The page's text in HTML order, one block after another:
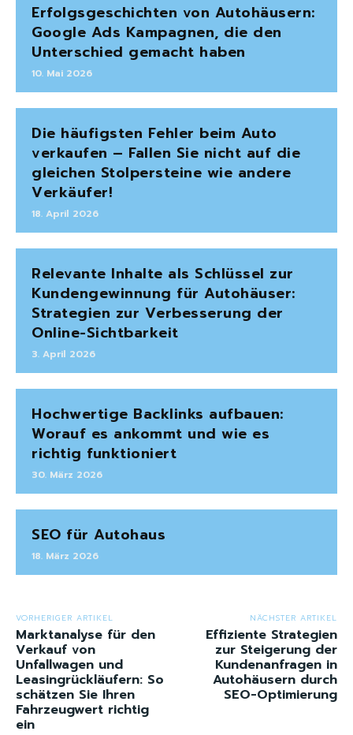
Erfolgsgeschichten von Autohäusern:
Google Ads Kampagnen, die den
Unterschied gemacht haben
10. Mai 2026
Die häufigsten Fehler beim Auto
verkaufen – Fallen Sie nicht auf die
gleichen Stolpersteine wie andere
Verkäufer!
18. April 2026
Relevante Inhalte als Schlüssel zur
Kundengewinnung für Autohäuser:
Strategien zur Verbesserung der
Online-Sichtbarkeit
3. April 2026
Hochwertige Backlinks aufbauen:
Worauf es ankommt und wie es
richtig funktioniert
30. März 2026
SEO für Autohaus
18. März 2026
VORHERIGER ARTIKEL
Marktanalyse für den
Verkauf von
Unfallwagen und
Leasingrückläufern: So
schätzen Sie Ihren
Fahrzeugwert richtig
ein
NÄCHSTER ARTIKEL
Effiziente Strategien
zur Steigerung der
Kundenanfragen in
Autohäusern durch
SEO-Optimierung